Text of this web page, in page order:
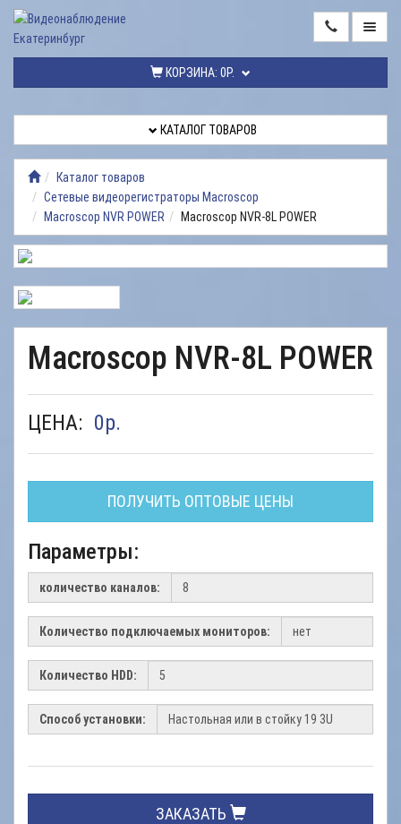
КОРЗИНА: 0Р.
ТОВАРОВ
ВИДЕОНАБЛЮДЕНИЯ
РЕМОНТ
ВИДЕОНАБЛЮДЕНИЯ
УСЛУГИ
ДОСТАВКА
РАБОТЫ
КАТАЛОГ ТОВАРОВ
Каталог товаров
Сетевые видеорегистраторы Macroscop
Macroscop NVR POWER
Macroscop NVR-8L POWER
Macroscop NVR-8L POWER
ЦЕНА: 0р.
ПОЛУЧИТЬ ОПТОВЫЕ ЦЕНЫ
Параметры:
количество каналов:
Количество подключаемых мониторов:
Количество HDD:
Способ установки:
ЗАКАЗАТЬ